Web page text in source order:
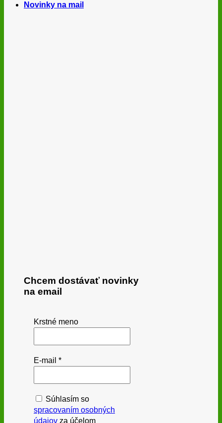
Novinky na mail
Chcem dostávať novinky
na email
Krstné meno
E-mail *
Súhlasím so
spracovaním osobných
údajov za účelom